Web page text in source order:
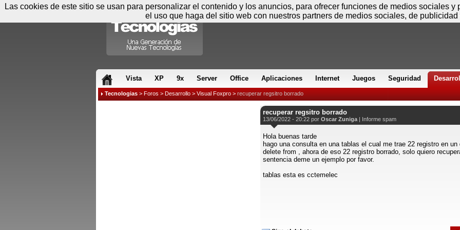
Vista XP 9x Server Office Aplicaciones Internet Juegos Seguridad
Tecnologias > Foros > Desarrollo > Visual Foxpro > recuperar regsitro borrado
recuperar regsitro borrado
13/06/2022 - 20:22 por Oscar Zuniga | Informe spam
Hola buenas tarde
hago una consulta en una tablas el cual me trae 22 registro en
delete from , ahora de eso 22 registro borrado, solo quiero
sentencia deme un ejemplo por favor.
tablas esta es cctemelec
Las cookies de este sitio se usan para personalizar el contenido y los anuncios, para ofrecer funciones de medios sociales
el uso que haga del sitio web con nuestros partners de medios sociales, de